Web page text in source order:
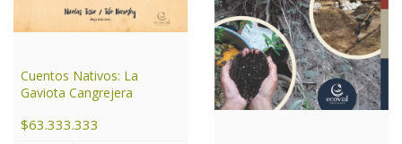
Cuentos Nativos: La
Gaviota Cangrejera
$63.333.333